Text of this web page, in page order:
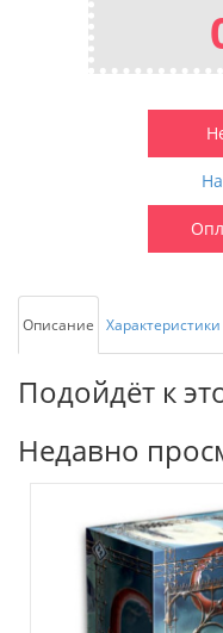
Описание Характеристики
Подойдёт к
Недавно